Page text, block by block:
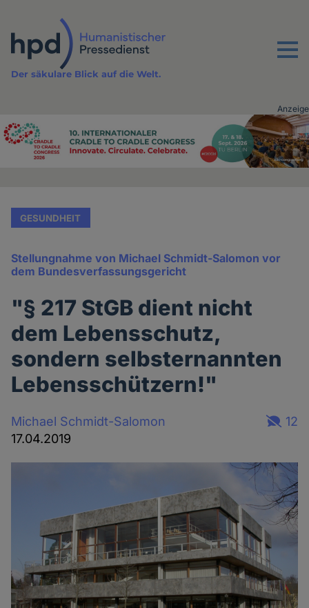
Inhalt
Menu
Der säkulare Blick auf die Welt.
Advertising
Anzeige
GESUNDHEIT
Stellungnahme von Michael Schmidt-Salomon vor
dem Bundesverfassungsgericht
"§ 217 StGB dient nicht
dem Lebensschutz,
sondern selbsternannten
Lebensschützern!"
Michael Schmidt-Salomon
17.04.2019
12